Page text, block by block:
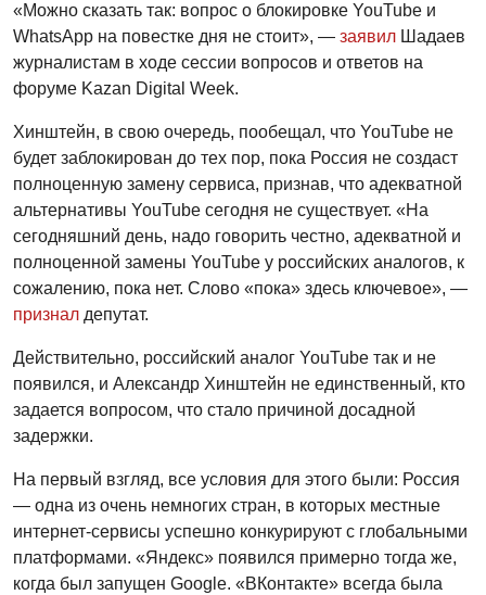
«Можно сказать так: вопрос о блокировке YouTube и
WhatsApp на повестке дня не стоит», — заявил Шадаев
журналистам в ходе сессии вопросов и ответов на
форуме Kazan Digital Week.
Хинштейн, в свою очередь, пообещал, что YouTube не
будет заблокирован до тех пор, пока Россия не создаст
полноценную замену сервиса, признав, что адекватной
альтернативы YouTube сегодня не существует. «На
сегодняшний день, надо говорить честно, адекватной и
полноценной замены YouTube у российских аналогов, к
сожалению, пока нет. Слово «пока» здесь ключевое», —
признал депутат.
Действительно, российский аналог YouTube так и не
появился, и Александр Хинштейн не единственный, кто
задается вопросом, что стало причиной досадной
задержки.
На первый взгляд, все условия для этого были: Россия
— одна из очень немногих стран, в которых местные
интернет-сервисы успешно конкурируют с глобальными
платформами. «Яндекс» появился примерно тогда же,
когда был запущен Google. «ВКонтакте» всегда была